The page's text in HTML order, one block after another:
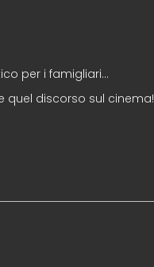
per i famigliari…
quel discorso sul cinema!